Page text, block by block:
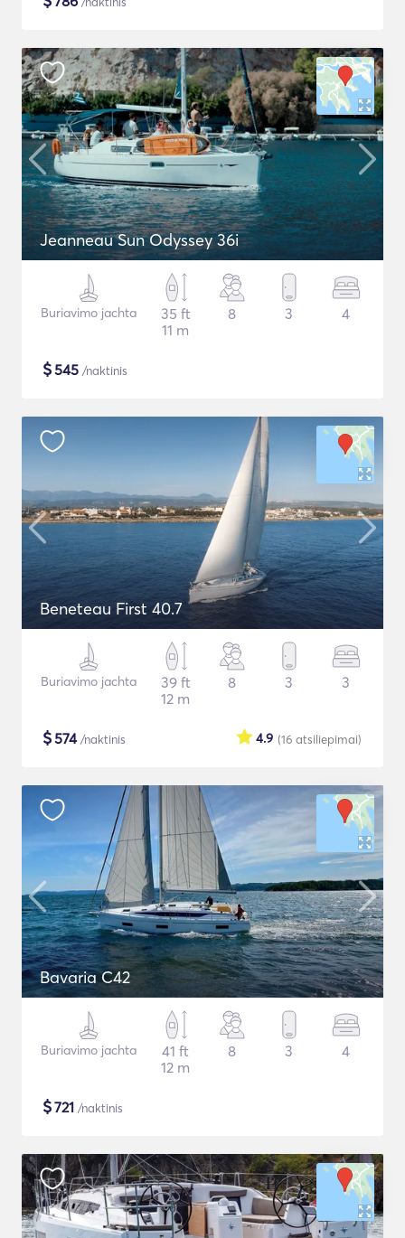
Jeanneau Sun Odyssey 36i
Buriavimo jachta
35 ft
11 m
8 3 4
$545 /naktinis
Beneteau First 40.7
Buriavimo jachta
39 ft
12 m
8 3 3
$574/naktinis (16 atsiliepimai)
4.9
Bavaria C42
Buriavimo jachta
41 ft
12 m
8 3 4
$721 /naktinis